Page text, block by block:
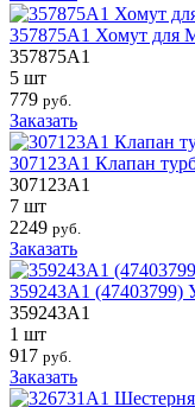
357875A1 Хомут для
357875A1
5 шт
779 руб.
Заказать
307123A1 Клапан
307123A1
7 шт
2249 руб.
Заказать
359243A1 (47403799)
359243A1
1 шт
917 руб.
Заказать